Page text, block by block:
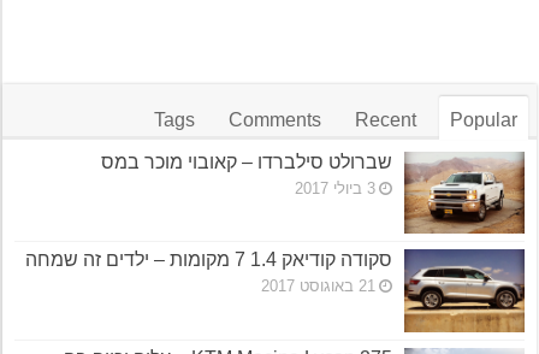
Popular
Recent
Comments
Tags
שברולט סילברדו – קאובוי מוכר במס
3 ביולי 2017
סקודה קודיאק 1.4 7 מקומות – ילדים זה שמחה
21 באוגוסט 2017